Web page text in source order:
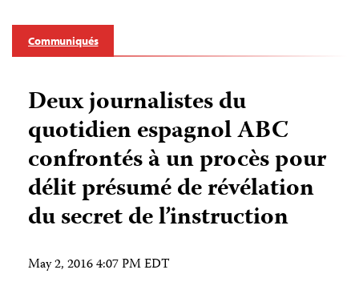
Communiqués
Deux journalistes du
quotidien espagnol ABC
confrontés à un procès pour
délit présumé de révélation
du secret de l’instruction
May 2, 2016 4:07 PM EDT